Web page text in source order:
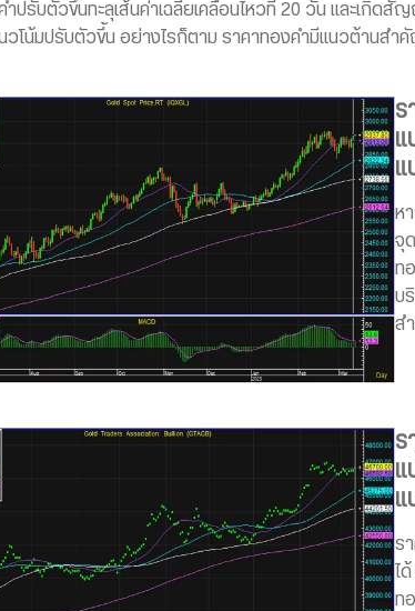
ำปรับตัวขึ้นทะลุเส้นค่าเฉลี่ยเคลื่อนไหวที่ 20 วัน และเกิด
วโน้มปรับตัวขึ้น อย่างไรก็ตาม ราคาทองคำมีแนวต้านสำ
ร
แ
แ
ห
จุ
ท
บ
ส
ร
แ
แ
ร
ไ
ท